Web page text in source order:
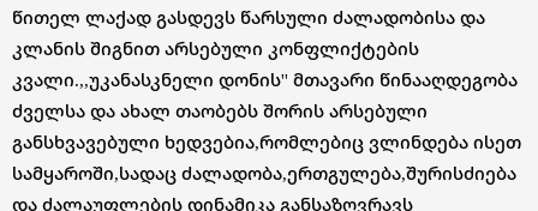
წითელ ლაქად გასდევს წარსული ძალადობისა და
კლანის შიგნით არსებული კონფლიქტების
კვალი.,,უკანასკნელი დონის'' მთავარი წინააღდეგობა
ძველსა და ახალ თაობებს შორის არსებული
განსხვავებული ხედვებია,რომლებიც ვლინდება ისეთ
სამყაროში,სადაც ძალადობა,ერთგულება,შურისძიება
და ძალაუფლების დინამიკა განსაზღვრავს